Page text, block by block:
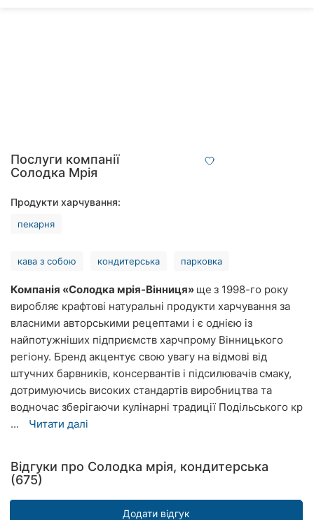
Київ
Харків
Запоріжжя
Дніпро
Львів
Кривий
Ріг
Миколаїв
Херсон
Полтава
Черкаси
Послуги компанії
Солодка Мрія
Продукти харчування:
пекарня
кава з собою кондитерська парковка
Компанія «Солодка мрія-Вінниця» ще з 1998-го року
виробляє крафтові натуральні продукти харчування за
власними авторськими рецептами і є однією із
найпотужніших підприємств харчпрому Вінницького
регіону. Бренд акцентує свою увагу на відмові від
штучних барвників, консервантів і підсилювачів смаку,
дотримуючись високих стандартів виробництва та
водночас зберігаючи кулінарні традиції Подільського кр
...
Читати далі
Відгуки про Солодка мрія, кондитерська
(675)
Додати відгук